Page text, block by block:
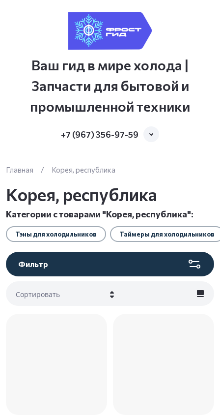
Ваш гид в мире холода |
Запчасти для бытовой и
промышленной техники
+7 (967) 356-97-59
Главная / Корея, республика
Корея, республика
Категории с товарами "Корея, республика":
Тэны для холодильников Таймеры для холодильников
Фильтр
Сортировать